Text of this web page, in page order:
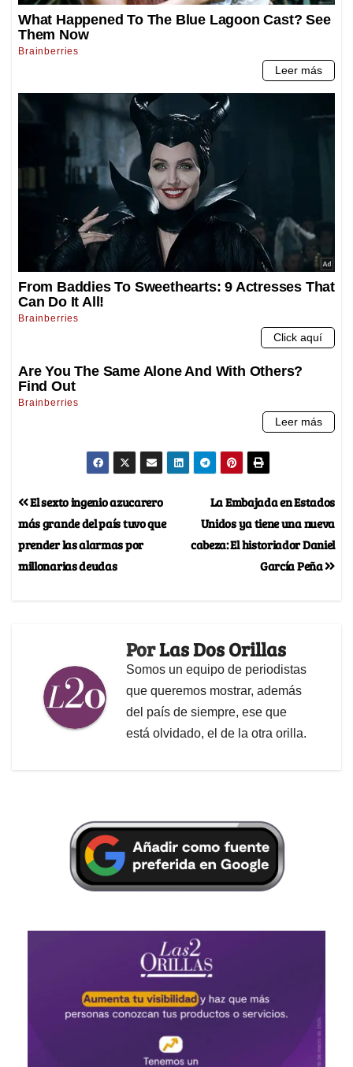
La Embajada en Estados
Unidos ya tiene una nueva
cabeza: El historiador Daniel
García Peña
El sexto ingenio azucarero
más grande del país tuvo que
prender las alarmas por
millonarias deudas
PorLas Dos Orillas
Somos un equipo de periodistas
que queremos mostrar, además
del país de siempre, ese que
está olvidado, el de la otra orilla.